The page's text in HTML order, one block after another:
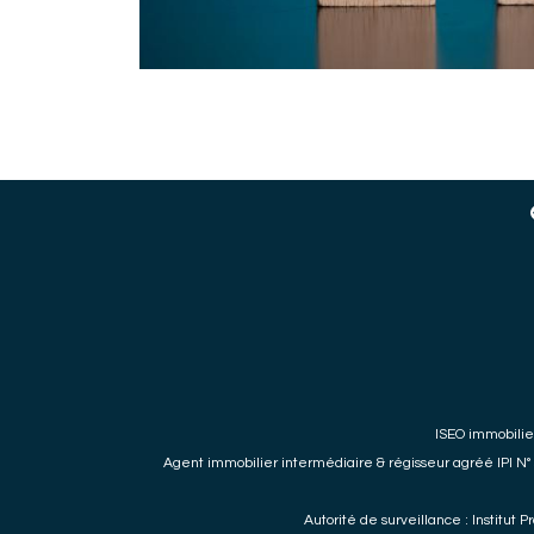
ISEO
Agent immobilierintermédiaire & régisseur agréé IPI
Autorité de surveillance : Institut